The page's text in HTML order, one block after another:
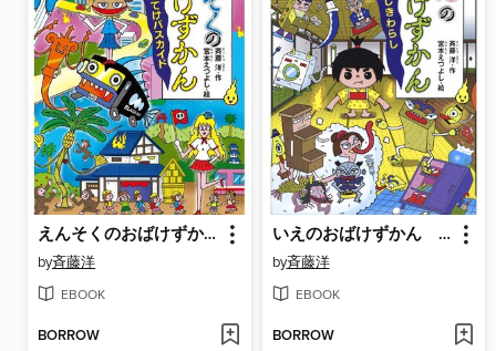
えんそくのおばけずかん おいてけバスカイド
by斉藤洋
EBOOK
BORROW
いえのおばけずかん ざしきわらし
by斉藤洋
EBOOK
BORROW